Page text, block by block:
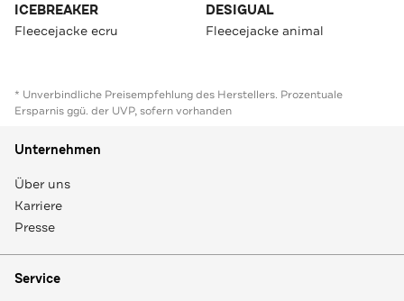
ICEBREAKER
Fleecejacke ecru
DESIGUAL
Fleecejacke animal
* Unverbindliche Preisempfehlung des Herstellers. Prozentuale
Ersparnis ggü. der UVP, sofern vorhanden
Unternehmen
Über uns
Karriere
Presse
Service